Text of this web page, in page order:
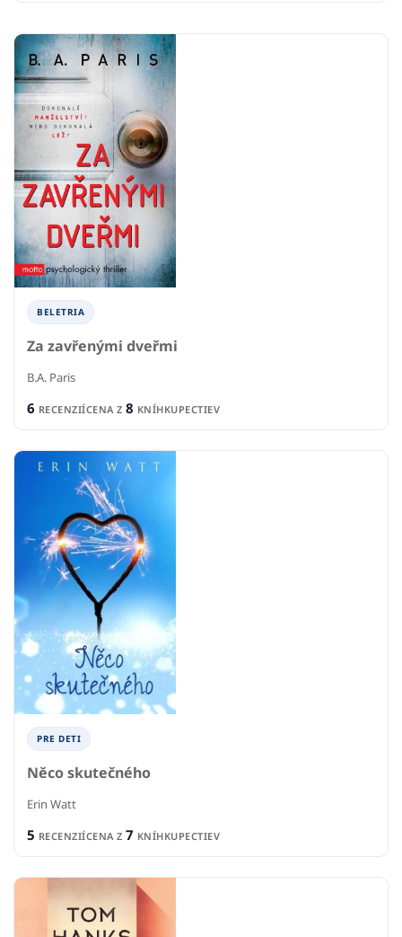
BELETRIA
Za zavřenými dveřmi
B.A. Paris
6 RECENZIÍCENA Z 8 KNÍHKUPECTIEV
PRE DETI
Něco skutečného
Erin Watt
5 RECENZIÍCENA Z 7 KNÍHKUPECTIEV